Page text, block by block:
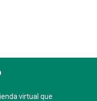
virtual que